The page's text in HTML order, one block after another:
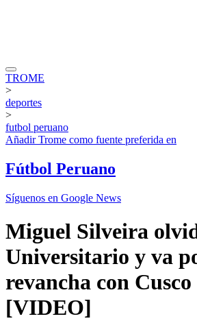
TROME
>
deportes
>
futbol peruano
AñadirTrome como fuente preferida en
Fútbol Peruano
Síguenos en Google News
Miguel Silveira
Universitario y va
revancha con
[VIDEO]